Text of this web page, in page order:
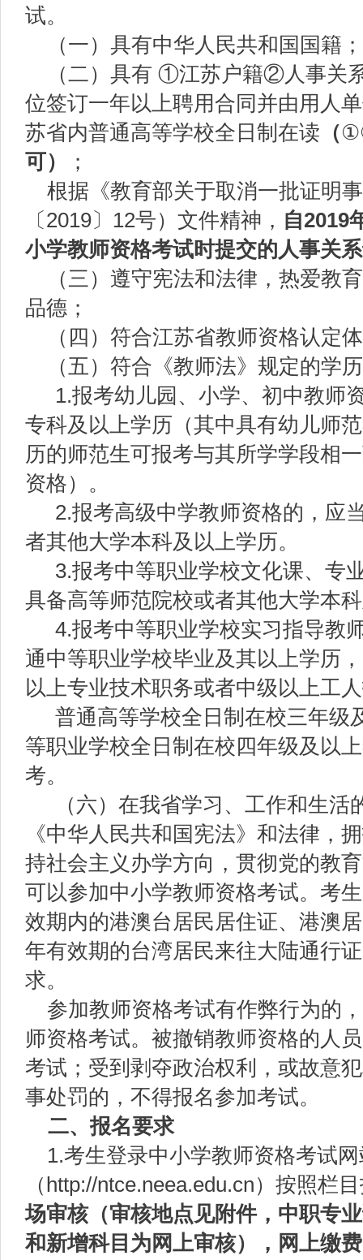
试。
（一）具有中华人民共和国国籍；
（二）具有 ①江苏户籍②人事关
位签订一年以上聘用合同并由用人
苏省内普通高等学校全日制在读 （
可）
；
根据《教育部关于取消一批证明
〔2019〕12号）文件精神， 自2019
小学教师资格考试时提交的人事关
（三）遵守宪法和法律，热爱教
品德；
（四）符合江苏省教师资格认定
（五）符合《教师法》规定的学
1.报考幼儿园、小学、初中教师
专科及以上学历（其中具有幼儿师
历的师范生可报考与其所学学段相
资格）。
2.报考高级中学教师资格的，应
者其他大学本科及以上学历。
3.报考中等职业学校文化课、专
具备高等师范院校或者其他大学本
4.报考中等职业学校实习指导教
通中等职业学校毕业及其以上学历
以上专业技术职务或者中级以上工
普通高等学校全日制在校三年级
等职业学校全日制在校四年级及以
考。
（六）在我省学习、工作和生
《中华人民共和国宪法》和法律，
持社会主义办学方向，贯彻党的教
可以参加中小学教师资格考试。考
效期内的港澳台居民居住证、港澳
年有效期的台湾居民来往大陆通行
求。
参加教师资格考试有作弊行为的
师资格考试。被撤销教师资格的人
考试；受到剥夺政治权利，或故意
事处罚的，不得报名参加考试。
二、报名要求
1.考生登录中小学教师资格考试
（http://ntce.neea.edu.cn）按照栏
场审核（审核地点见附件，中职专
和新增科目为网上审核），网上缴